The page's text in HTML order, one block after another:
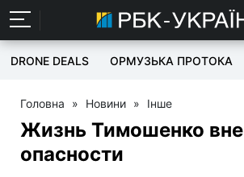
DRONE DEALS ОРМУЗЬКА ПРОТОКА
Головна » Новини » Інше
Жизнь Тимошенко вне
опасности